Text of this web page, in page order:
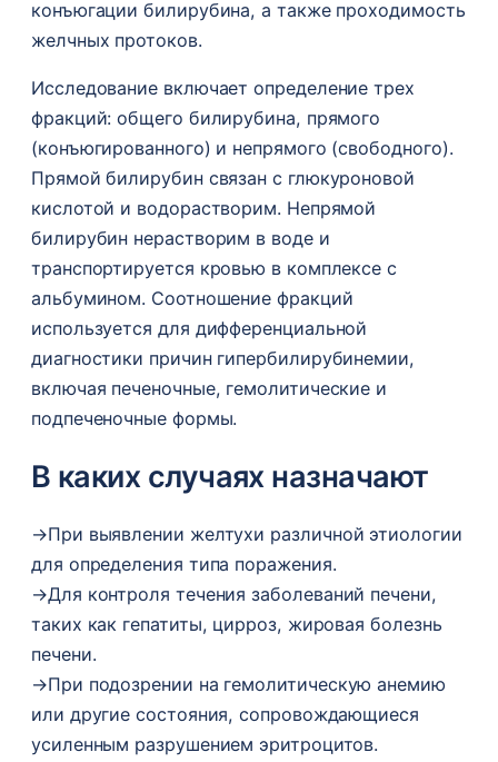
конъюгации билирубина, а также проходимость
желчных протоков.
Исследование включает определение трех
фракций: общего билирубина, прямого
(конъюгированного) и непрямого (свободного).
Прямой билирубин связан с глюкуроновой
кислотой и водорастворим. Непрямой
билирубин нерастворим в воде и
транспортируется кровью в комплексе с
альбумином. Соотношение фракций
используется для дифференциальной
диагностики причин гипербилирубинемии,
включая печеночные, гемолитические и
подпеченочные формы.
В каких случаях назначают
→При выявлении желтухи различной этиологии
для определения типа поражения.
→Для контроля течения заболеваний печени,
таких как гепатиты, цирроз, жировая болезнь
печени.
→При подозрении на гемолитическую анемию
или другие состояния, сопровождающиеся
усиленным разрушением эритроцитов.